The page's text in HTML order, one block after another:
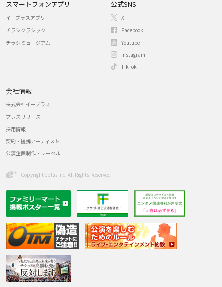
スマートフォンアプリ
イープラスアプリ
チラシクラシック
チラシミュージアム
公式SNS
X
Facebook
Youtube
Instagram
TikTok
会社情報
株式会社イープラス
プレスリリース
採用情報
契約・提携アーティスト
公演企画制作・レーベル
Copyright eplus inc. All Rights Reserved.